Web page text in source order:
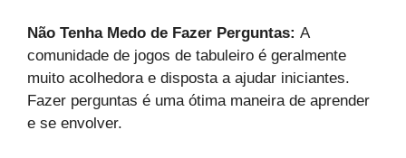
Não Tenha Medo de Fazer Perguntas: A
comunidade de jogos de tabuleiro é geralmente
muito acolhedora e disposta a ajudar iniciantes.
Fazer perguntas é uma ótima maneira de aprender
e se envolver.